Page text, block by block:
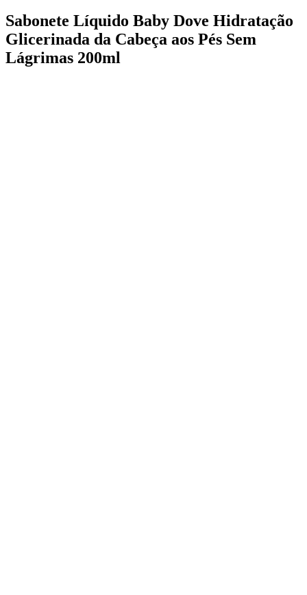
Sabonete Líquido Baby Dove Hidratação
Glicerinada da Cabeça aos Pés Sem
Lágrimas 200ml